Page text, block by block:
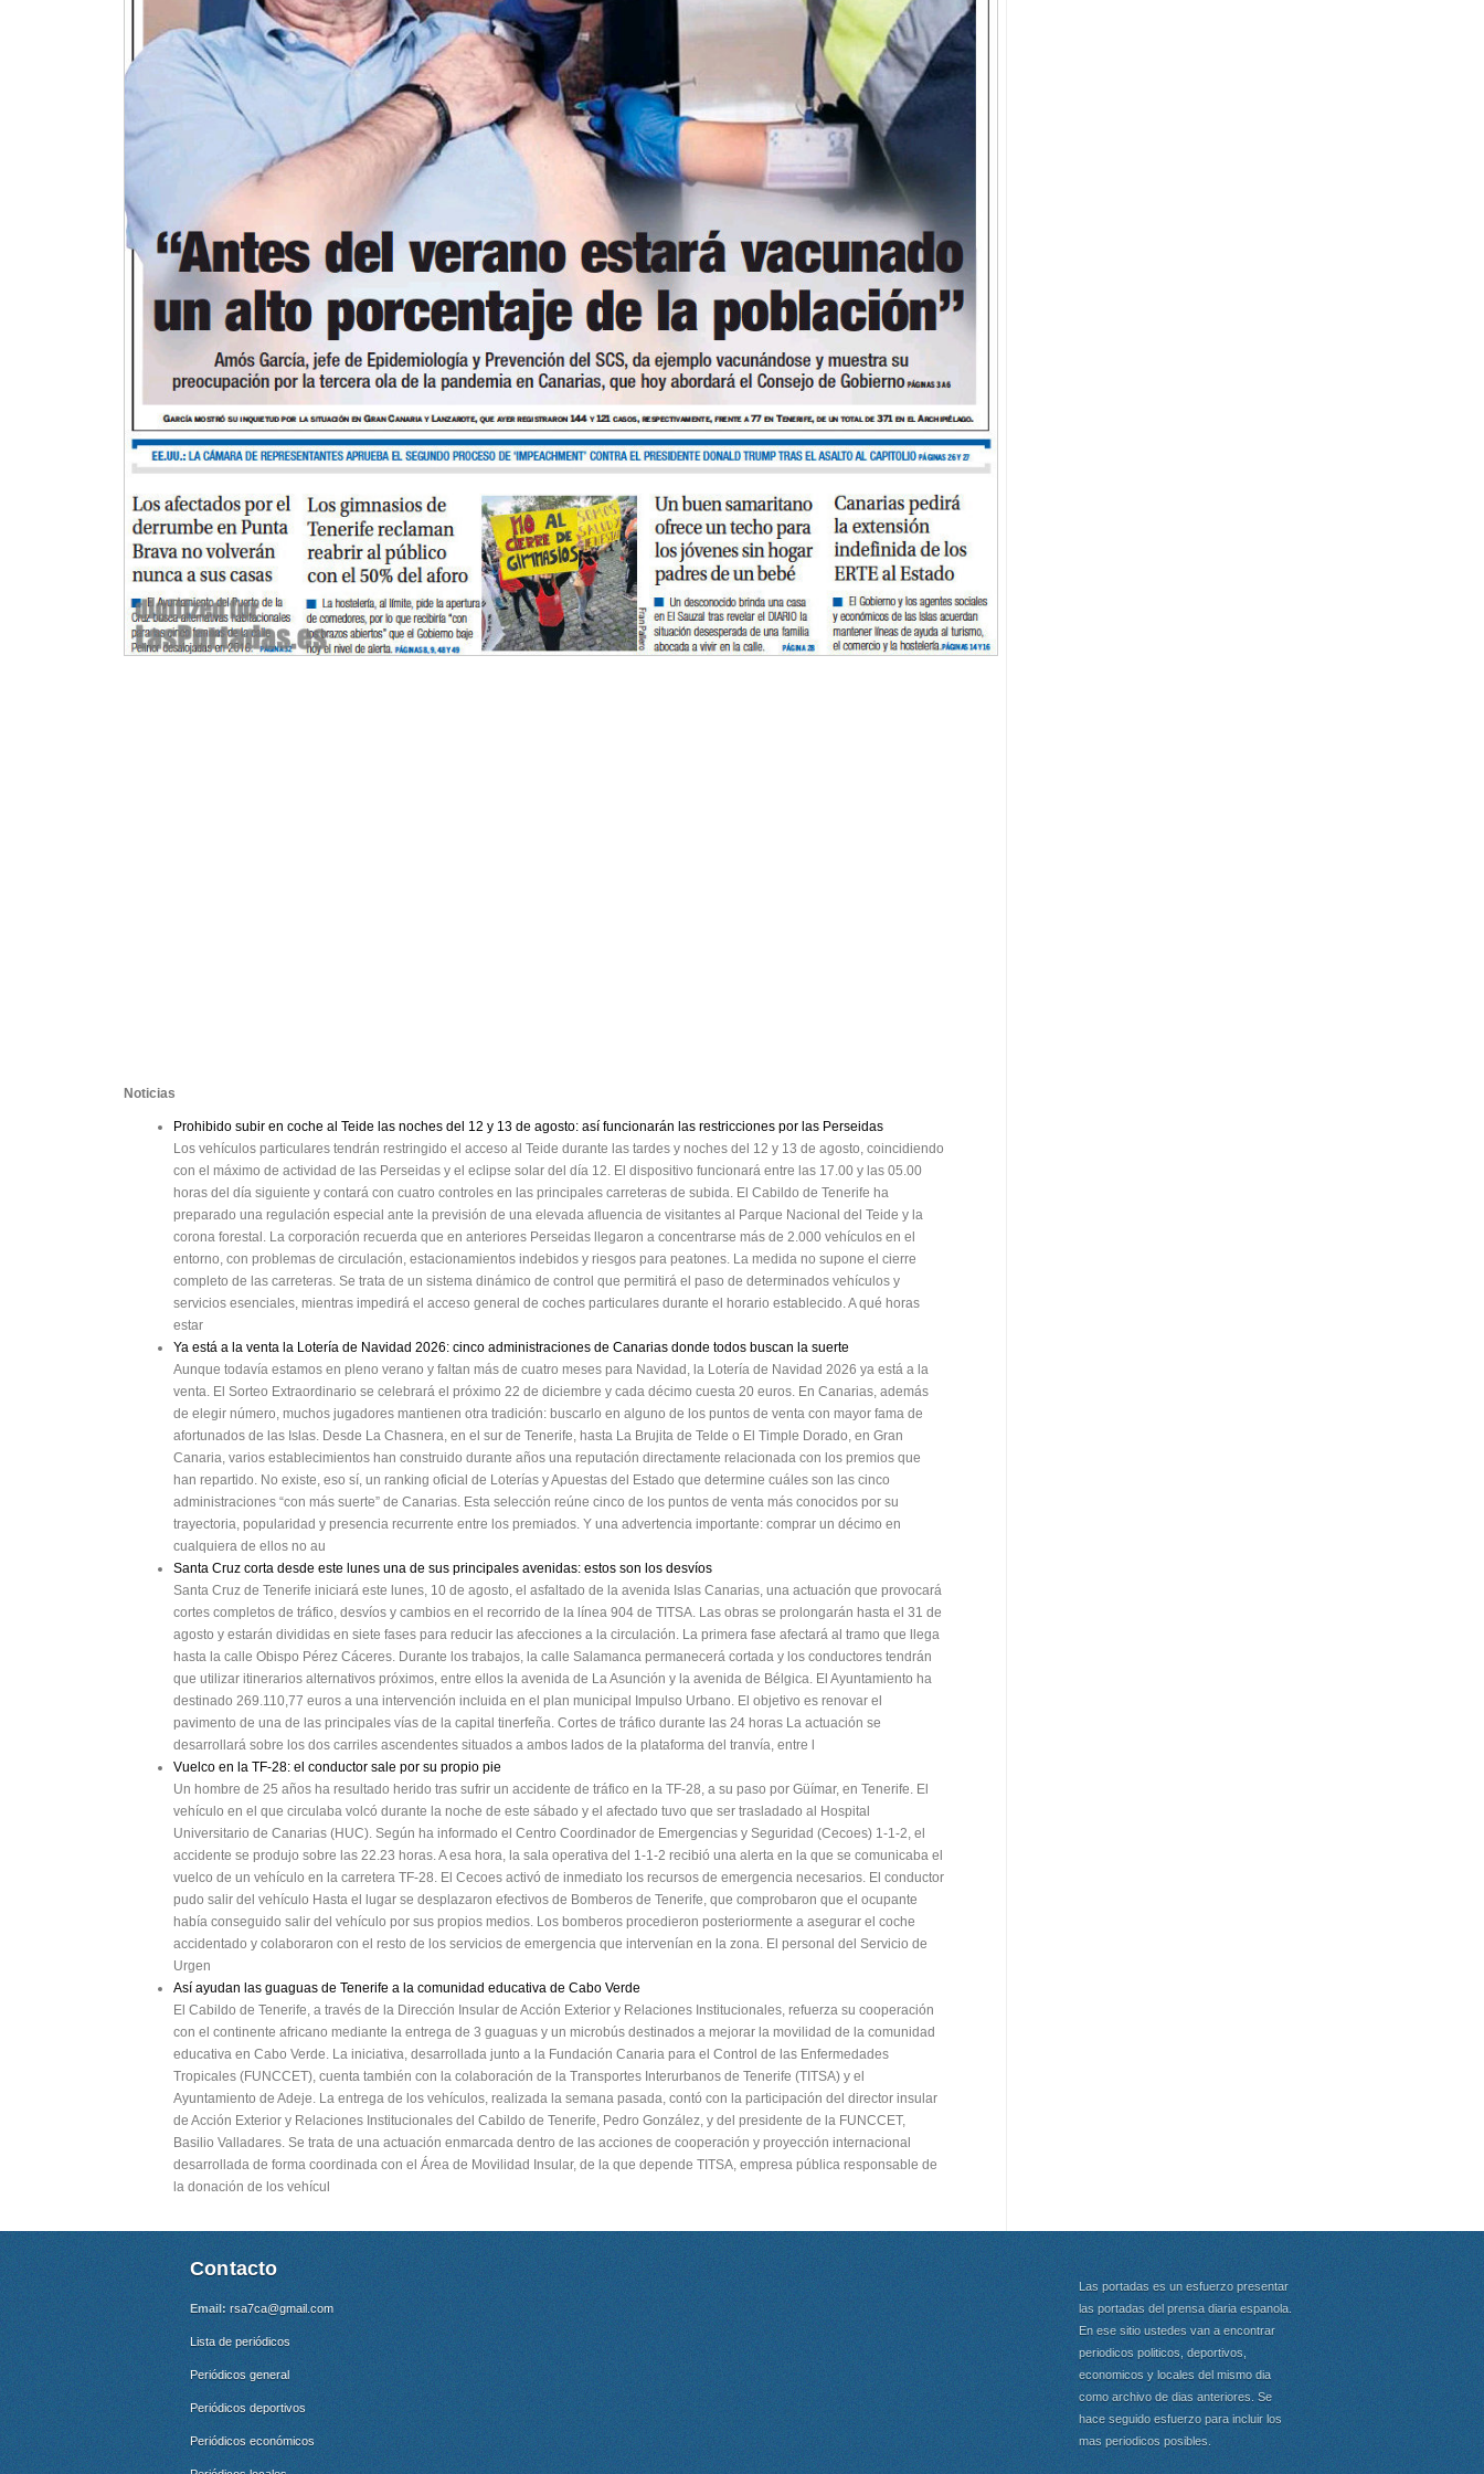
Noticias
Prohibido subir en coche al Teide las noches del 12 y 13 de agosto: así funcionarán las restricciones por las Perseidas
Los vehículos particulares tendrán restringido el acceso al Teide durante las tardes y noches del 12 y 13 de agosto, coincidiendo
con el máximo de actividad de las Perseidas y el eclipse solar del día 12. El dispositivo funcionará entre las 17.00 y las 05.00
horas del día siguiente y contará con cuatro controles en las principales carreteras de subida. El Cabildo de Tenerife ha
preparado una regulación especial ante la previsión de una elevada afluencia de visitantes al Parque Nacional del Teide y la
corona forestal. La corporación recuerda que en anteriores Perseidas llegaron a concentrarse más de 2.000 vehículos en el
entorno, con problemas de circulación, estacionamientos indebidos y riesgos para peatones. La medida no supone el cierre
completo de las carreteras. Se trata de un sistema dinámico de control que permitirá el paso de determinados vehículos y
servicios esenciales, mientras impedirá el acceso general de coches particulares durante el horario establecido. A qué horas
estar
Ya está a la venta la Lotería de Navidad 2026: cinco administraciones de Canarias donde todos buscan la suerte
Aunque todavía estamos en pleno verano y faltan más de cuatro meses para Navidad, la Lotería de Navidad 2026 ya está a la
venta. El Sorteo Extraordinario se celebrará el próximo 22 de diciembre y cada décimo cuesta 20 euros. En Canarias, además
de elegir número, muchos jugadores mantienen otra tradición: buscarlo en alguno de los puntos de venta con mayor fama de
afortunados de las Islas. Desde La Chasnera, en el sur de Tenerife, hasta La Brujita de Telde o El Timple Dorado, en Gran
Canaria, varios establecimientos han construido durante años una reputación directamente relacionada con los premios que
han repartido. No existe, eso sí, un ranking oficial de Loterías y Apuestas del Estado que determine cuáles son las cinco
administraciones “con más suerte” de Canarias. Esta selección reúne cinco de los puntos de venta más conocidos por su
trayectoria, popularidad y presencia recurrente entre los premiados. Y una advertencia importante: comprar un décimo en
cualquiera de ellos no au
Santa Cruz corta desde este lunes una de sus principales avenidas: estos son los desvíos
Santa Cruz de Tenerife iniciará este lunes, 10 de agosto, el asfaltado de la avenida Islas Canarias, una actuación que provocará
cortes completos de tráfico, desvíos y cambios en el recorrido de la línea 904 de TITSA. Las obras se prolongarán hasta el 31 de
agosto y estarán divididas en siete fases para reducir las afecciones a la circulación. La primera fase afectará al tramo que llega
hasta la calle Obispo Pérez Cáceres. Durante los trabajos, la calle Salamanca permanecerá cortada y los conductores tendrán
que utilizar itinerarios alternativos próximos, entre ellos la avenida de La Asunción y la avenida de Bélgica. El Ayuntamiento ha
destinado 269.110,77 euros a una intervención incluida en el plan municipal Impulso Urbano. El objetivo es renovar el
pavimento de una de las principales vías de la capital tinerfeña. Cortes de tráfico durante las 24 horas La actuación se
desarrollará sobre los dos carriles ascendentes situados a ambos lados de la plataforma del tranvía, entre l
Vuelco en la TF-28: el conductor sale por su propio pie
Un hombre de 25 años ha resultado herido tras sufrir un accidente de tráfico en la TF-28, a su paso por Güímar, en Tenerife. El
vehículo en el que circulaba volcó durante la noche de este sábado y el afectado tuvo que ser trasladado al Hospital
Universitario de Canarias (HUC). Según ha informado el Centro Coordinador de Emergencias y Seguridad (Cecoes) 1-1-2, el
accidente se produjo sobre las 22.23 horas. A esa hora, la sala operativa del 1-1-2 recibió una alerta en la que se comunicaba el
vuelco de un vehículo en la carretera TF-28. El Cecoes activó de inmediato los recursos de emergencia necesarios. El conductor
pudo salir del vehículo Hasta el lugar se desplazaron efectivos de Bomberos de Tenerife, que comprobaron que el ocupante
había conseguido salir del vehículo por sus propios medios. Los bomberos procedieron posteriormente a asegurar el coche
accidentado y colaboraron con el resto de los servicios de emergencia que intervenían en la zona. El personal del Servicio de
Urgen
Así ayudan las guaguas de Tenerife a la comunidad educativa de Cabo Verde
El Cabildo de Tenerife, a través de la Dirección Insular de Acción Exterior y Relaciones Institucionales, refuerza su cooperación
con el continente africano mediante la entrega de 3 guaguas y un microbús destinados a mejorar la movilidad de la comunidad
educativa en Cabo Verde. La iniciativa, desarrollada junto a la Fundación Canaria para el Control de las Enfermedades
Tropicales (FUNCCET), cuenta también con la colaboración de la Transportes Interurbanos de Tenerife (TITSA) y el
Ayuntamiento de Adeje. La entrega de los vehículos, realizada la semana pasada, contó con la participación del director insular
de Acción Exterior y Relaciones Institucionales del Cabildo de Tenerife, Pedro González, y del presidente de la FUNCCET,
Basilio Valladares. Se trata de una actuación enmarcada dentro de las acciones de cooperación y proyección internacional
desarrollada de forma coordinada con el Área de Movilidad Insular, de la que depende TITSA, empresa pública responsable de
la donación de los vehícul
Contacto
Email: rsa7ca@gmail.com
Lista de periódicos
Periódicos general
Periódicos deportivos
Periódicos económicos
Las portadas es un esfuerzo presentar
las portadas del prensa diaria espanola.
En ese sitio ustedes van a encontrar
periodicos politicos, deportivos,
economicos y locales del mismo dia
como archivo de dias anteriores. Se
hace seguido esfuerzo para incluir los
mas periodicos posibles.